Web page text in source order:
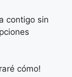
contigo sin
cómo!